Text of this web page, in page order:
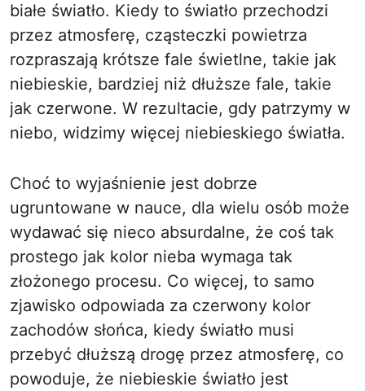
białe światło. Kiedy to światło przechodzi
przez atmosferę, cząsteczki powietrza
rozpraszają krótsze fale świetlne, takie jak
niebieskie, bardziej niż dłuższe fale, takie
jak czerwone. W rezultacie, gdy patrzymy w
niebo, widzimy więcej niebieskiego światła.
Choć to wyjaśnienie jest dobrze
ugruntowane w nauce, dla wielu osób może
wydawać się nieco absurdalne, że coś tak
prostego jak kolor nieba wymaga tak
złożonego procesu. Co więcej, to samo
zjawisko odpowiada za czerwony kolor
zachodów słońca, kiedy światło musi
przebyć dłuższą drogę przez atmosferę, co
powoduje, że niebieskie światło jest